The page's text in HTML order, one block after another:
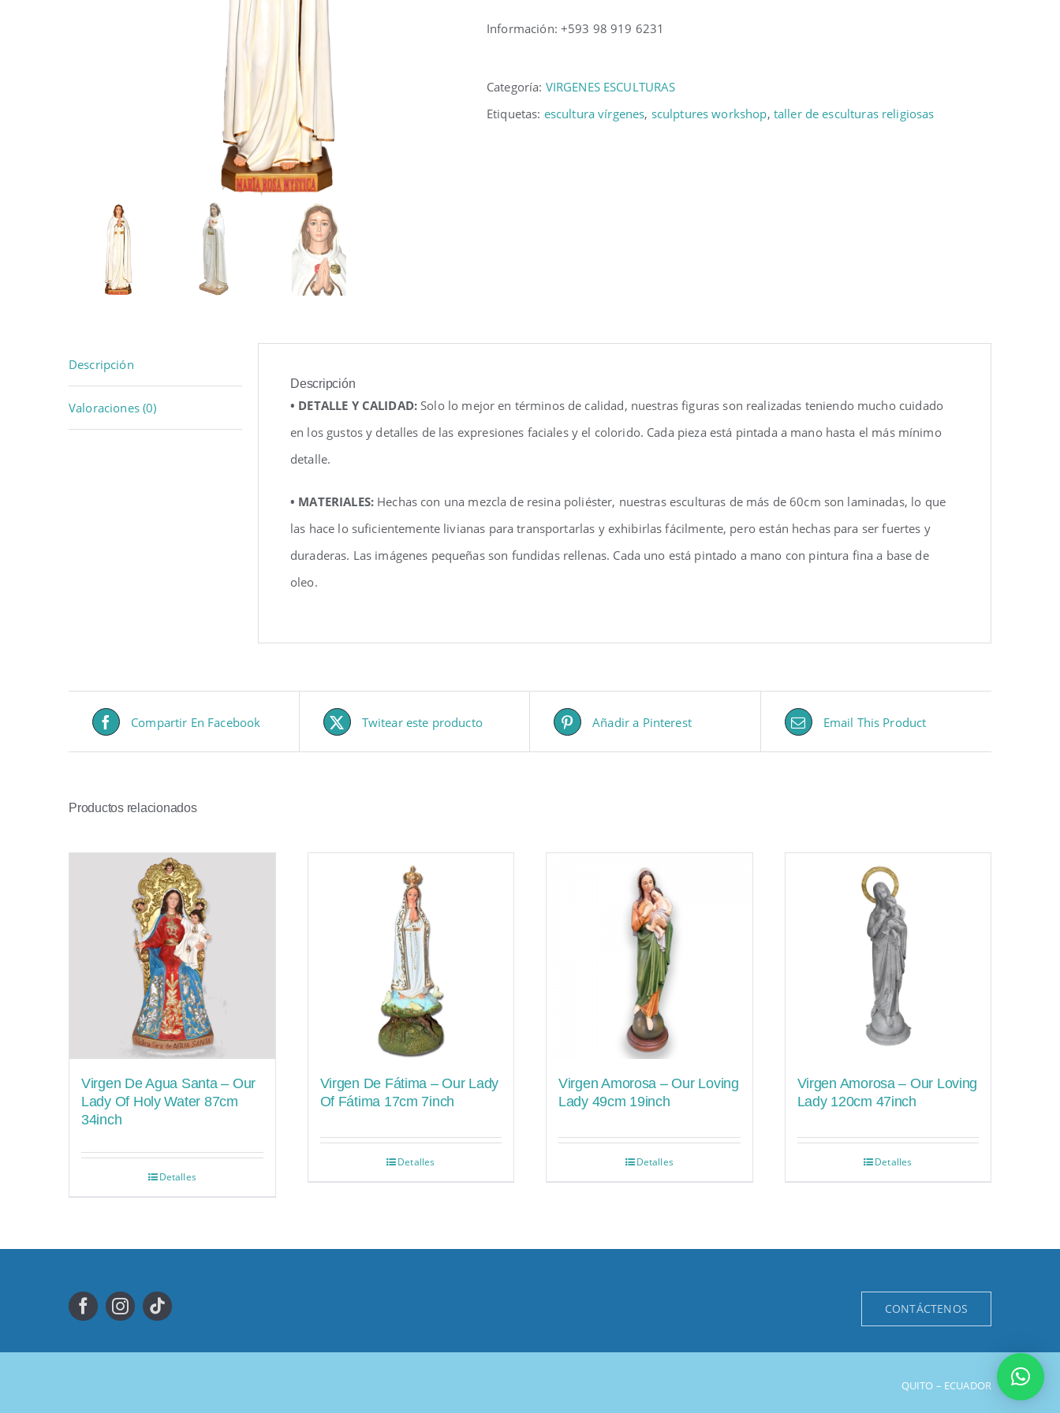
Información: +593 98 919 6231
Categoría: VIRGENES ESCULTURAS
Etiquetas: escultura vírgenes, sculptures workshop, taller de esculturas religiosas
Descripción
Valoraciones (0)
Descripción
• DETALLE Y CALIDAD: Solo lo mejor en términos de calidad, nuestras figuras son realizadas teniendo mucho cuidado
en los gustos y detalles de las expresiones faciales y el colorido. Cada pieza está pintada a mano hasta el más mínimo
detalle.
• MATERIALES:Hechas con una mezcla de resina poliéster, nuestras esculturas de más de 60cm son laminadas, lo que
las hace lo suficientemente livianas para transportarlas y exhibirlas fácilmente, pero están hechas para ser fuertes y
duraderas. Las imágenes pequeñas son fundidas rellenas. Cada uno está pintado a mano con pintura fina a base de
oleo.
Compartir En Facebook Twitear este producto Añadir a Pinterest Email This Product
Productos relacionados
Virgen De Agua Santa – Our
Lady Of Holy Water 87cm
34inch
Detalles
Virgen De Fátima – Our Lady
Of Fátima 17cm 7inch
Detalles
Virgen Amorosa – Our Loving
Lady 49cm 19inch
Detalles
Virgen Amorosa – Our Loving
Lady 120cm 47inch
Detalles
CONTÁCTENOS
QUITO – ECUADOR